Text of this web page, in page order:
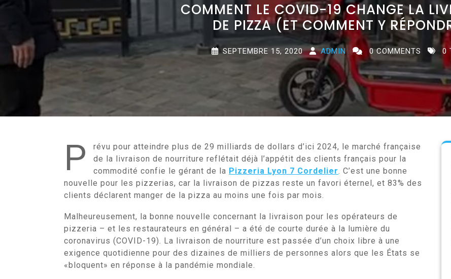
COMMENT LE COVID-19 CHANGE LA
DE PIZZA (ET COMMENT Y
SEPTEMBRE 15, 2020 ADMIN 0 COMMENTS 0
P
révu pour atteindre plus de 29 milliards de dollars d’ici 2024, le marché française
de la livraison de nourriture reflétait déjà l’appétit des clients français pour la
commodité confie le gérant de la Pizzeria Lyon 7 Cordelier. C’est une bonne
nouvelle pour les pizzerias, car la livraison de pizzas reste un favori éternel, et 83% des
clients déclarent manger de la pizza au moins une fois par mois.
Malheureusement, la bonne nouvelle concernant la livraison pour les opérateurs de
pizzeria – et les restaurateurs en général – a été de courte durée à la lumière du
coronavirus (COVID-19). La livraison de nourriture est passée d’un choix libre à une
exigence quotidienne pour des dizaines de milliers de personnes alors que les États se
«bloquent» en réponse à la pandémie mondiale.